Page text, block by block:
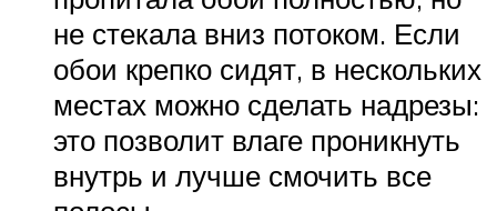
не стекала вниз потоком. Если
обои крепко сидят, в нескольких
местах можно сделать надрезы:
это позволит влаге проникнуть
внутрь и лучше смочить все